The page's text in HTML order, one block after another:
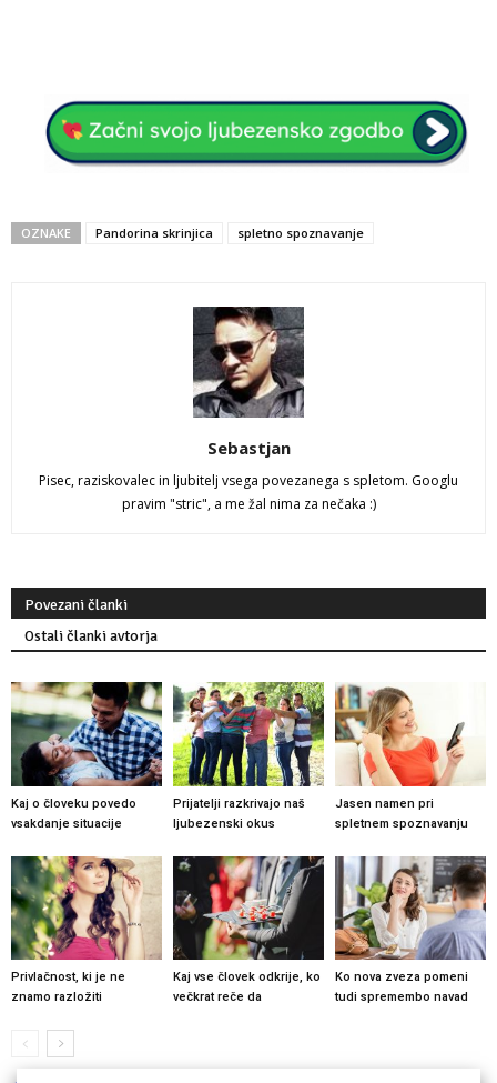
OZNAKE Pandorina skrinjica spletno spoznavanje
Sebastjan
Pisec, raziskovalec in ljubitelj vsega povezanega s spletom. Googlu
pravim "stric", a me žal nima za nečaka :)
Povezani članki
Ostali članki avtorja
Kaj o človeku povedo
vsakdanje situacije
Prijatelji razkrivajo naš
ljubezenski okus
Jasen namen pri
spletnem spoznavanju
Privlačnost, ki je ne
znamo razložiti
Kaj vse človek odkrije, ko
večkrat reče da
Ko nova zveza pomeni
tudi spremembo navad